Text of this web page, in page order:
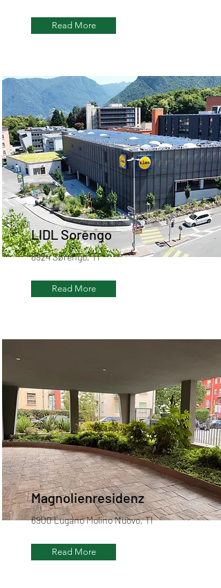
Read More
LIDL Sorengo
6924 Sørengo, TI
Read More
Magnolienresidenz
6900 Lugano Molino Nuovo, TI
Read More